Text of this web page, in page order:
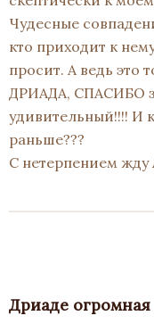
Чудесные
кто приходит к
просит. А ведь это
ДРИАДА, СПАСИБО
удивительный!!!! И
раньше???
С нетерпением жду
Дриаде